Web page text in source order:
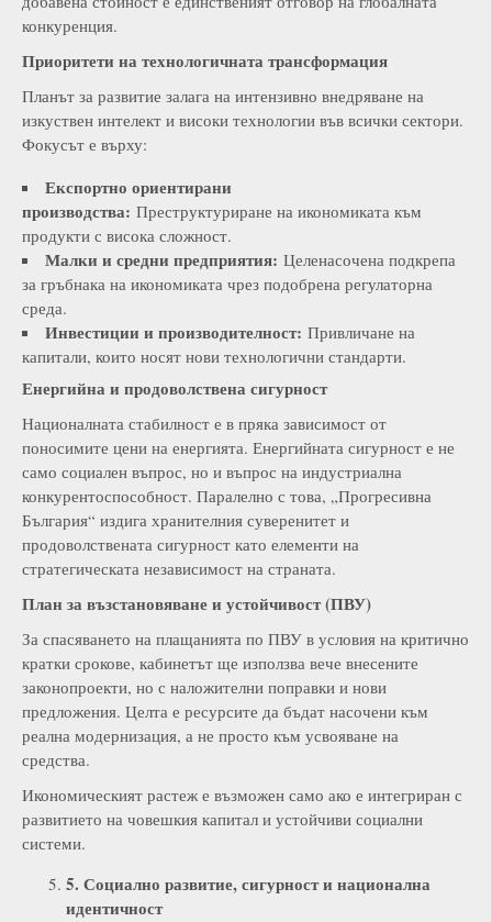
конкуренция.
Приоритети на технологичната трансформация
Планът за развитие залага на интензивно внедряване на
изкуствен интелект и високи технологии във всички сектори.
Фокусът е върху:
Експортно ориентирани
производства: Преструктуриране на икономиката към
продукти с висока сложност.
Малки и средни предприятия: Целенасочена подкрепа
за гръбнака на икономиката чрез подобрена регулаторна
среда.
Инвестиции и производителност: Привличане на
капитали, които носят нови технологични стандарти.
Енергийна и продоволствена сигурност
Националната стабилност е в пряка зависимост от
поносимите цени на енергията. Енергийната сигурност е не
само социален въпрос, но и въпрос на индустриална
конкурентоспособност. Паралелно с това, „Прогресивна
България“ издига хранителния суверенитет и
продоволствената сигурност като елементи на
стратегическата независимост на страната.
План за възстановяване и устойчивост (ПВУ)
За спасяването на плащанията по ПВУ в условия на критично
кратки срокове, кабинетът ще използва вече внесените
законопроекти, но с наложителни поправки и нови
предложения. Целта е ресурсите да бъдат насочени към
реална модернизация, а не просто към усвояване на
средства.
Икономическият растеж е възможен само ако е интегриран с
развитието на човешкия капитал и устойчиви социални
системи.
5. Социално развитие, сигурност и национална
идентичност